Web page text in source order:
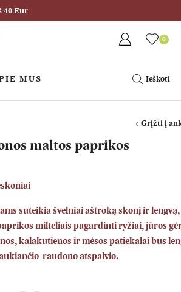
40 Eur
0
MUS Ieškoti
Grįžti į
maltos paprikos
suteikia švelniai aštroką skonį ir
milteliais pagardinti ryžiai, jūros
kalakutienos ir mėsos patiekalai bus
raudono atspalvio.